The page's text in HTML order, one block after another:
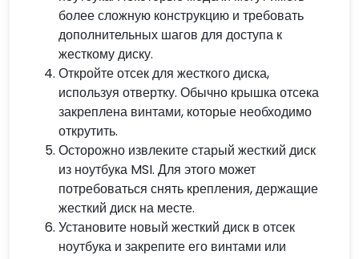
более сложную конструкцию и требовать
дополнительных шагов для доступа к
жесткому диску.
Откройте отсек для жесткого диска,
используя отвертку. Обычно крышка отсека
закреплена винтами, которые необходимо
открутить.
Осторожно извлеките старый жесткий диск
из ноутбука MSI. Для этого может
потребоваться снять крепления, держащие
жесткий диск на месте.
Установите новый жесткий диск в отсек
ноутбука и закрепите его винтами или